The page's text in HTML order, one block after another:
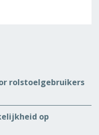
rolstoelgebruikers
op